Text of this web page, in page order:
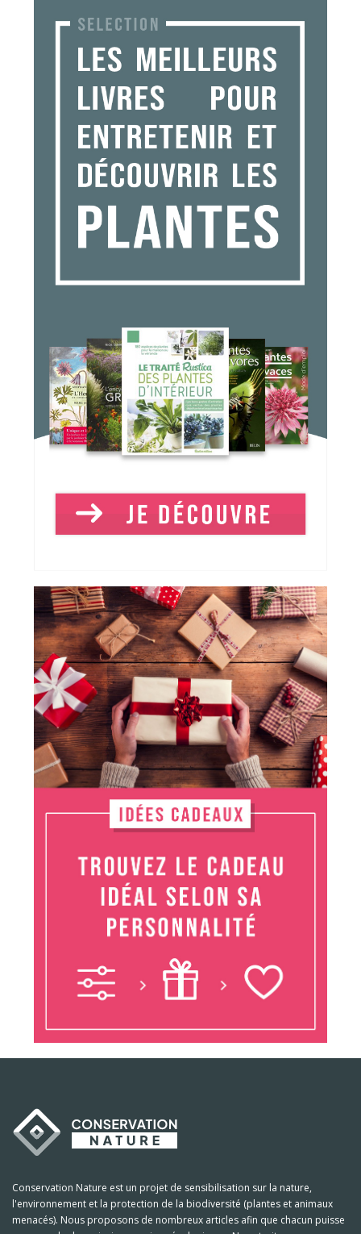
Conservation Nature est un projet de sensibilisation sur la nature,
l'environnement et la protection de la biodiversité (plantes et animaux
menacés). Nous proposons de nombreux articles afin que chacun puisse